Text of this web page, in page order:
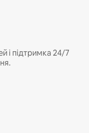
і підтримка 24/7